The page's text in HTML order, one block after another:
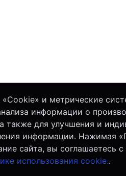
и метрические
информации о
также для улучшения и
информации. Нажимая
сайта, вы соглашаетесь
использования cookie..